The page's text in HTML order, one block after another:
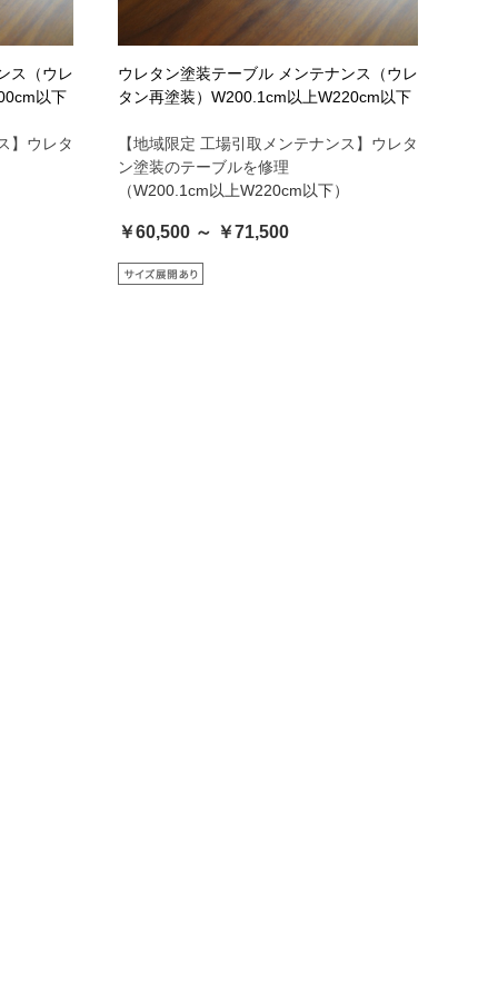
ス（ウレ
以下
】ウレタ
ウレタン塗装テーブル メンテナンス（ウレ
タン再塗装）W200.1cm以上W220cm以下
【地域限定 工場引取メンテナンス】ウレタ
ン塗装のテーブルを修理
（W200.1cm以上W220cm以下）
￥60,500 ～ ￥71,500